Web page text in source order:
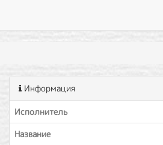
Информация
Исполнитель
Название